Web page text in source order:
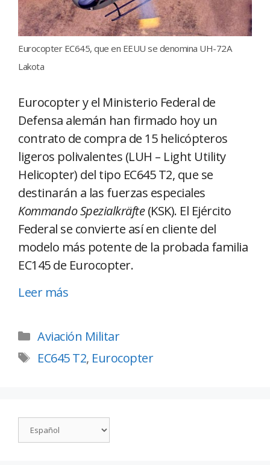
Eurocopter EC645, que en EEUU se denomina UH-72A
Lakota
Eurocopter y el Ministerio Federal de
Defensa alemán han firmado hoy un
contrato de compra de 15 helicópteros
ligeros polivalentes (LUH – Light Utility
Helicopter) del tipo EC645 T2, que se
destinarán a las fuerzas especiales
Kommando Spezialkräfte(KSK). El Ejército
Federal se convierte así en cliente del
modelo más potente de la probada familia
EC145 de Eurocopter.
Leer más
Aviación Militar
EC645 T2, Eurocopter